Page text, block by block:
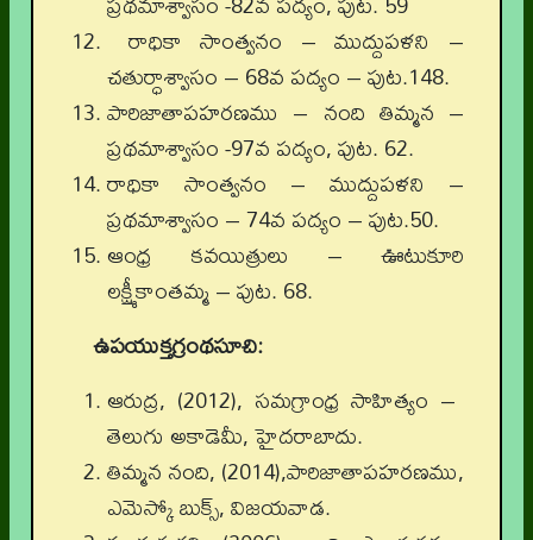
రాధికా సాంత్వనం – ముద్దుపళని –
చతుర్ధాశ్వాసం – 68వ పద్యం – పుట.148.
పారిజాతాపహరణము – నంది తిమ్మన –
ప్రథమాశ్వాసం -97వ పద్యం, పుట. 62.
రాధికా సాంత్వనం – ముద్దుపళని –
ప్రథమాశ్వాసం – 74వ పద్యం – పుట.50.
ఆంధ్ర కవయిత్రులు – ఊటుకూరి
లక్ష్మీకాంతమ్మ – పుట. 68.
ఉపయుక్తగ్రంథసూచి:
ఆరుద్ర, (2012), సమగ్రాంధ్ర సాహిత్యం –
తెలుగు అకాడెమీ, హైదరాబాదు.
తిమ్మన నంది, (2014),పారిజాతాపహరణము,
ఎమెస్కో బుక్స్, విజయవాడ.